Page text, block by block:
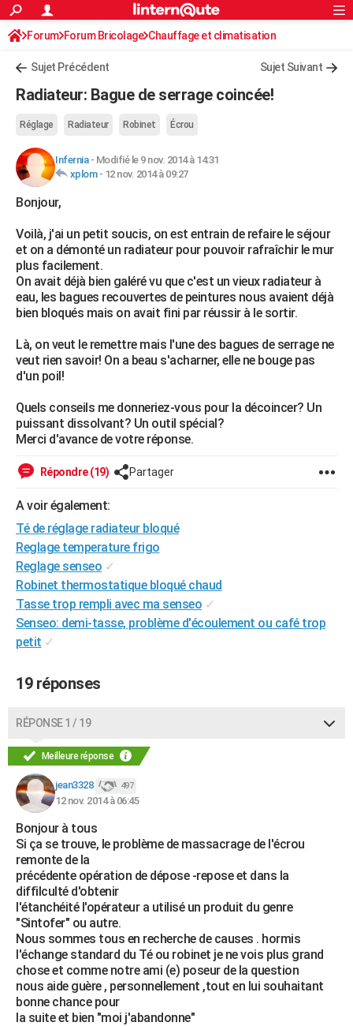
ACTUALITÉS
Politique
Société
Faits Divers
Education
Monde
Villes
+
AUTO
Essais
Réserver un essai
Citadines
Berlines
SUV
Forum auto
+HIGH-TECH
Mobiles
Meilleur smartphone
Internet
Ordinateurs
Jeux vidéo
Guide high-tech
+BRICOLAGE
Forum
Aménagement intérieur
Extérieur
Cuisine
Salle de bains
Jardinage
Rangement
WEEK-END
Guides de France
Escapades
Patrimoine
Expositions
Musées
Week-end nature
+LIFESTYLE
Art de vivre
Bien-être
Loisirs
Mode
Modes de vie
SANTE
Alimentation
Guide de la santé
Maladies
Médicaments
Sommeil
VOYAGE
Destinations
City break
Voyage nature
Voyage de noces
Forum
Climat
PHOTO
GUIDES D'ACHAT
BONS PLANS
CARTE DE VOEUX
DICTIONNAIRE
Dictionnaire
Biographies
Citations
Expressions
Proverbes
PROGRAMME TV
COPAINS D'AVANT
S'inscrire
Se connecter
Lycées
Collèges
Primaires
Universités
Entreprises
Service militaire
Avis de recherche
AVIS DE DÉCÈS
FORUM
Rechercher
S'inscrire
Connexion
Forum Forum Bricolage Chauffage et climatisation
Sujet Précédent Sujet Suivant
Radiateur: Bague de serrage coincée!
Réglage Radiateur Robinet Écrou
Infernia- Modifié le 9 nov. 2014 à 14:31
xplom- 12 nov. 2014 à 09:27
Bonjour,
Voilà, j'ai un petit soucis, on est entrain de refaire le séjour
et on a démonté un radiateur pour pouvoir rafraîchir le mur
plus facilement.
On avait déjà bien galéré vu que c'est un vieux radiateur à
eau, les bagues recouvertes de peintures nous avaient déjà
bien bloqués mais on avait fini par réussir à le sortir.
Là, on veut le remettre mais l'une des bagues de serrage ne
veut rien savoir! On a beau s'acharner, elle ne bouge pas
d'un poil!
Quels conseils me donneriez-vous pour la décoincer? Un
puissant dissolvant? Un outil spécial?
Merci d'avance de votre réponse.
Répondre (19) Partager
A voir également:
Té de réglage radiateur bloqué
Reglage temperature frigo
Reglage senseo ✓
Robinet thermostatique bloqué chaud
Tasse trop rempli avec ma senseo ✓
Senseo: demi-tasse, problème d'écoulement ou café trop
petit ✓
19 réponses
RÉPONSE 1 / 19
Meilleure réponse
jean3328 497
12 nov. 2014 à 06:45
Bonjour à tous
Si ça se trouve, le problème de massacrage de l'écrou
remonte de la
précédente opération de dépose -repose et dans la
diffilculté d'obtenir
l'étanchéité l'opérateur a utilisé un produit du genre
"Sintofer" ou autre.
Nous sommes tous en recherche de causes . hormis
l'échange standard du Té ou robinet je ne vois plus grand
chose et comme notre ami (e) poseur de la question
nous aide guère , personnellement ,tout en lui souhaitant
bonne chance pour
la suite et bien "moi j'abandonne"